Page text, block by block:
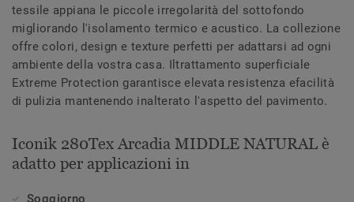
tessile appiana le piccole irregolarità del sottofondo
migliorando l'isolamento termico e acustico. La collezione
offre colori, design e texture perfetti per adattarsi ad ogni
ambiente della vostra casa. Iltrattamento superficiale
Extreme Protection garantisce elevata resistenza efacilità
di pulizia mantenendo inalterato l'aspetto del pavimento.
Iconik 280Tex Arcadia MIDDLE NATURAL è
adatto per applicazioni in
Soggiorno